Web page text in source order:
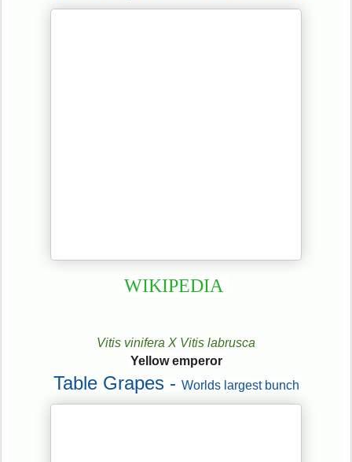
WIKIPEDIA
Vitis vinifera X Vitis labrusca
Yellow emperor
Table Grapes - Worlds largest bunch